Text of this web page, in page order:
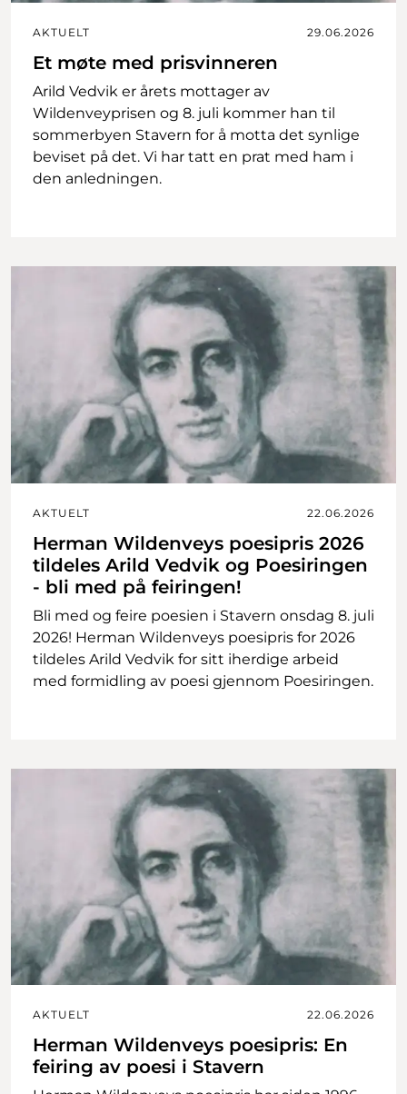
AKTUELT 29.06.2026
Et møte med prisvinneren
Arild Vedvik er årets mottager av
Wildenveyprisen og 8. juli kommer han til
sommerbyen Stavern for å motta det synlige
beviset på det. Vi har tatt en prat med ham i
den anledningen.
AKTUELT 22.06.2026
Herman Wildenveys poesipris 2026
tildeles Arild Vedvik og Poesiringen
- bli med på feiringen!
Bli med og feire poesien i Stavern onsdag 8. juli
2026! Herman Wildenveys poesipris for 2026
tildeles Arild Vedvik for sitt iherdige arbeid
med formidling av poesi gjennom Poesiringen.
AKTUELT 22.06.2026
Herman Wildenveys poesipris: En
feiring av poesi i Stavern